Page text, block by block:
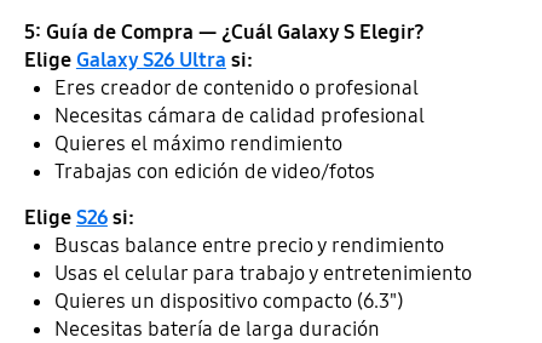
5: Guía de Compra — ¿Cuál Galaxy S Elegir?
EligeGalaxy S26 Ultra si:
Eres creador de contenido o profesional
Necesitas cámara de calidad profesional
Quieres el máximo rendimiento
Trabajas con edición de video/fotos
EligeS26si:
Buscas balance entre precio y rendimiento
Usas el celular para trabajo y entretenimiento
Quieres un dispositivo compacto (6.3")
Necesitas batería de larga duración